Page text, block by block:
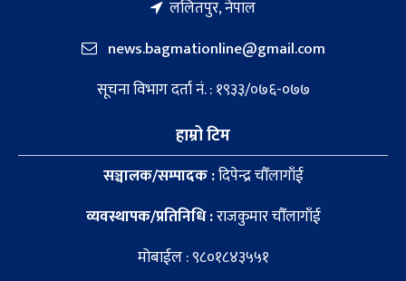
ललितपुर, नेपाल
news.bagmationline@gmail.com
सूचना विभाग दर्ता नं. : १९३३/०७६-०७७
हाम्रो टिम
सञ्चालक/सम्पादक :दिपेन्द्र चौँलागाँई
व्यवस्थापक/प्रतिनिधि :राजकुमार चौँलागाँई
मोबाईल : ९८०१८४३५५१